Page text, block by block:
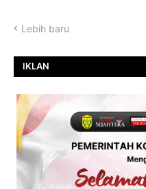
Lebih baru
IKLAN